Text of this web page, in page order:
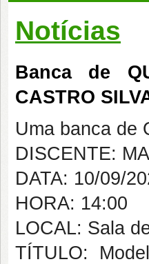
Notícias
Banca de
CASTRO
Uma banca de
DISCENTE:
DATA: 10/09/
HORA: 14:00
LOCAL: Sala
TÍTULO: